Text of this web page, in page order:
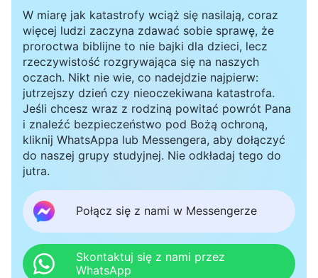
słuchać opinii innych ludzi. Czasami wciąż
chciałam odrzucać poglądy innych ludzi, ale
kiedy tylko pomyślałam o mojej maksymie,
podejmowałam świadomy wysiłek, by wyrzec się
siebie i praktykować prawdę harmonijnej
współpracy.
Po pewnym czasie z radością odkryłam, że gdy
okazywałam pokorę, z rozmów
przeprowadzanych z braćmi i siostrami
uzyskiwałam nieco oświecenia i iluminacji Ducha
Świętego oraz dostrzegałam niektóre absurdalne
W miarę jak katastrofy wciąż się nasilają, coraz
więcej ludzi zaczyna zdawać sobie sprawę, że
proroctwa biblijne to nie bajki dla dzieci, lecz
rzeczywistość rozgrywająca się na naszych
oczach. Nikt nie wie, co nadejdzie najpierw:
jutrzejszy dzień czy nieoczekiwana katastrofa.
Jeśli chcesz wraz z rodziną powitać powrót Pana
i znaleźć bezpieczeństwo pod Bożą ochroną,
kliknij WhatsAppa lub Messengera, aby dołączyć
do naszej grupy studyjnej. Nie odkładaj tego do
jutra.
Połącz się z nami w Messengerze
Skontaktuj się z nami przez
WhatsApp